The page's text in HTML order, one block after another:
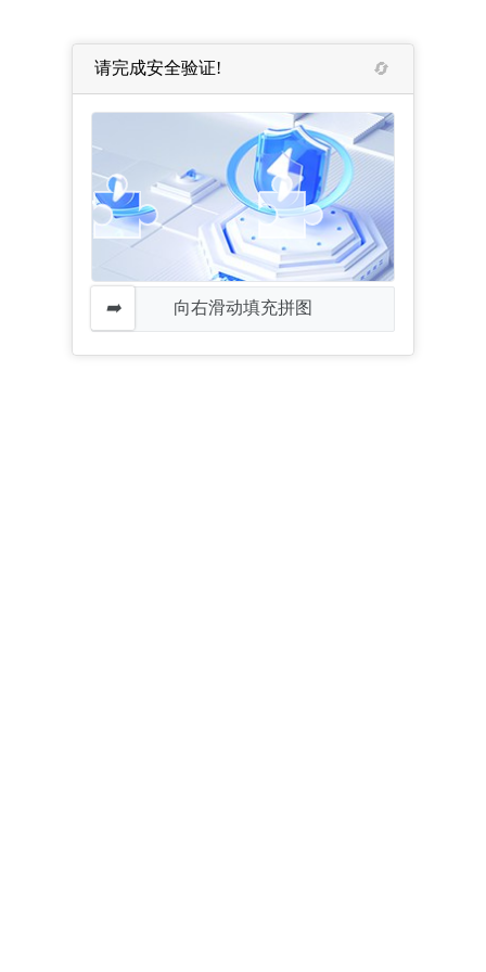
请完成安全验证!
向右滑动填充拼图